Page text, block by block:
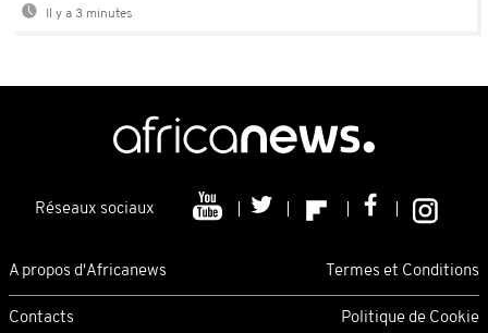
Il y a 3 minutes
Réseaux sociaux
A propos d'Africanews Termes et Conditions
Contacts Politique de Cookie